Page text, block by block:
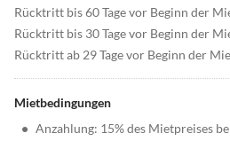
Rücktritt bis 60 Tage vor Beginn der
Rücktritt bis 30 Tage vor Beginn der
Rücktritt ab 29 Tage vor Beginn der
Mietbedingungen
• Anzahlung: 15% des Mietpreises